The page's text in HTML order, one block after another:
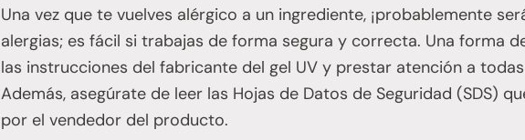
Una vez que te vuelves alérgico a un ingrediente, ¡probablemente
alergias; es fácil si trabajas de forma segura y correcta. Una forma
las instrucciones del fabricante del gel UV y prestar atención a
Además, asegúrate de leer las Hojas de Datos de Seguridad (SDS)
por el vendedor del producto.